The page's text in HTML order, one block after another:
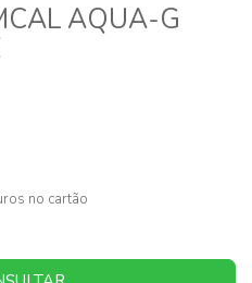
AQUA-G
no cartão